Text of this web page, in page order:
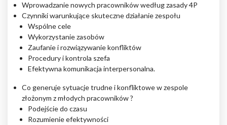
Wprowadzanie nowych pracowników według zasady 4P
Czynniki warunkujące skuteczne działanie zespołu
Wspólne cele
Wykorzystanie zasobów
Zaufanie i rozwiązywanie konfliktów
Procedury i kontrola szefa
Efektywna komunikacja interpersonalna.
Co generuje sytuacje trudne i konfliktowe w zespole
złożonym z młodych pracowników ?
Podejście do czasu
Rozumienie efektywności
Nieklasyfikowane pliki cookie, to pliki, które są w procesie
klasyfikowania, wraz z dostawcami poszczególnych ciasteczek.
Odrzuć
Akceptuj wszystko